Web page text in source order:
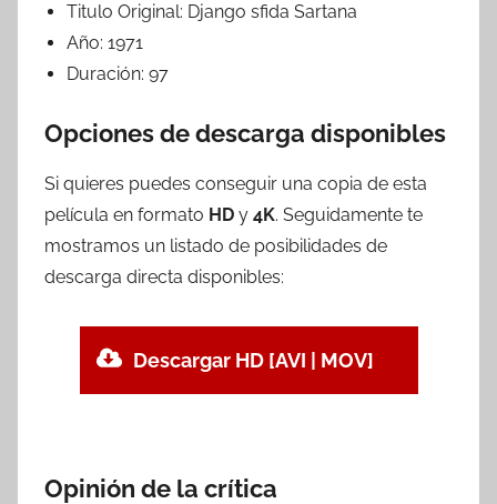
Titulo Original: Django sfida Sartana
Año: 1971
Duración: 97
Opciones de descarga disponibles
Si quieres puedes conseguir una copia de esta
película en formato HD y 4K. Seguidamente te
mostramos un listado de posibilidades de
descarga directa disponibles:
Descargar HD [AVI | MOV]
Opinión de la crítica